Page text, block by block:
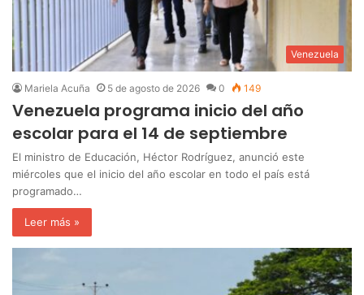
Venezuela
Mariela Acuña 5 de agosto de 2026 0 149
Venezuela programa inicio del año
escolar para el 14 de septiembre
El ministro de Educación, Héctor Rodríguez, anunció este
miércoles que el inicio del año escolar en todo el país está
programado…
Leer más »